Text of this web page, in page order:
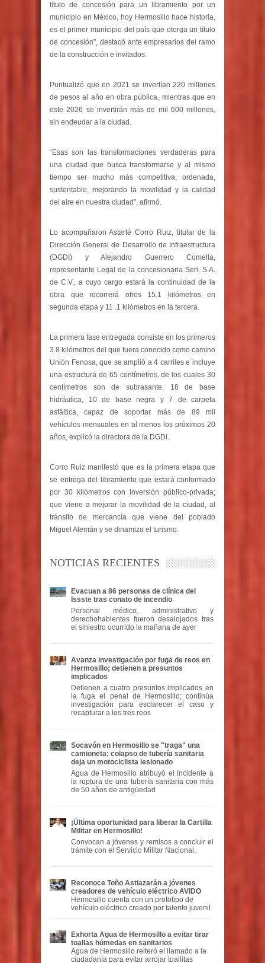
título de concesión para un libramiento por un
municipio en México, hoy Hermosillo hace historia,
es el primer municipio del país que otorga un título
de concesión”, destacó ante empresarios del ramo
de la construcción e invitados.
Puntualizó que en 2021 se invertían 220 millones
de pesos al año en obra pública, mientras que en
este 2026 se invertirán más de mil 600 millones,
sin endeudar a la ciudad.
“Esas son las transformaciones verdaderas para
una ciudad que busca transformarse y al mismo
tiempo ser mucho más competitiva, ordenada,
sustentable, mejorando la movilidad y la calidad
del aire en nuestra ciudad”, afirmó.
Lo acompañaron Astarté Corro Ruiz, titular de la
Dirección General de Desarrollo de Infraestructura
(DGDI) y Alejandro Guerrero Comella,
representante Legal de la concesionaria Seri, S.A.
de C.V., a cuyo cargo estará la continuidad de la
obra que recorrerá otros 15.1 kilómetros en
segunda etapa y 11 .1 kilómetros en la tercera.
La primera fase entregada consiste en los primeros
3.8 kilómetros del que fuera conocido como camino
Unión Fenosa, que se amplió a 4 carriles e incluye
una estructura de 65 centímetros, de los cuales 30
centímetros son de subrasante, 18 de base
hidráulica, 10 de base negra y 7 de carpeta
asfáltica, capaz de soportar más de 89 mil
vehículos mensuales en al menos los próximos 20
años, explicó la directora de la DGDI.
Corro Ruiz manifestó que es la primera etapa que
se entrega del libramiento que estará conformado
por 30 kilómetros con inversión público-privada;
que viene a mejorar la movilidad de la ciudad, al
tránsito de mercancía que viene del poblado
Miguel Alemán y se dinamiza el turismo.
NOTICIAS RECIENTES
Evacuan a 86 personas de clínica del
Issste tras conato de incendio
Personal médico, administrativo y
derechohabientes fueron desalojados tras
el siniestro ocurrido la mañana de ayer
Avanza investigación por fuga de reos en
Hermosillo; detienen a presuntos
implicados
Detienen a cuatro presuntos implicados en
la fuga el penal de Hermosillo; continúa
investigación para esclarecer el caso y
recapturar a los tres reos
Socavón en Hermosillo se "traga" una
camioneta; colapso de tubería sanitaria
deja un motociclista lesionado
Agua de Hermosillo atribuyó el incidente a
la ruptura de una tubería sanitaria con más
de 50 años de antigüedad
¡Última oportunidad para liberar la Cartilla
Militar en Hermosillo!
Convocan a jóvenes y remisos a concluir el
trámite con el Servicio Militar Nacional.
Reconoce Toño Astiazarán a jóvenes
creadores de vehículo eléctrico AVIDO
Hermosillo cuenta con un prototipo de
vehículo eléctrico creado por talento juvenil
Exhorta Agua de Hermosillo a evitar tirar
toallas húmedas en sanitarios
Agua de Hermosillo reiteró el llamado a la
ciudadanía para evitar arrojar toallitas